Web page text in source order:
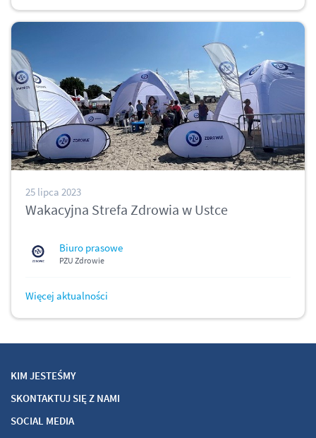
25 lipca 2023
Wakacyjna Strefa Zdrowia w Ustce
Biuro prasowe
PZU Zdrowie
Więcej aktualności
KIM JESTEŚMY
SKONTAKTUJ SIĘ Z NAMI
SOCIAL MEDIA